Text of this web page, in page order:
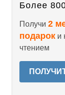
Более
Получи 2
подарок и
чтением